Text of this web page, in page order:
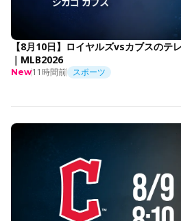
【8月10日】ロイヤルズvsカブスのテ
｜MLB2026
New11時間前 スポーツ